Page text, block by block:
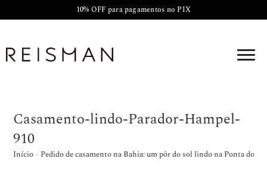
10% OFF para pagamentos no PIX
Casamento-lindo-Parador-Hampel-
910
Início » Pedido de casamento na Bahia: um pôr do sol lindo na Ponta do